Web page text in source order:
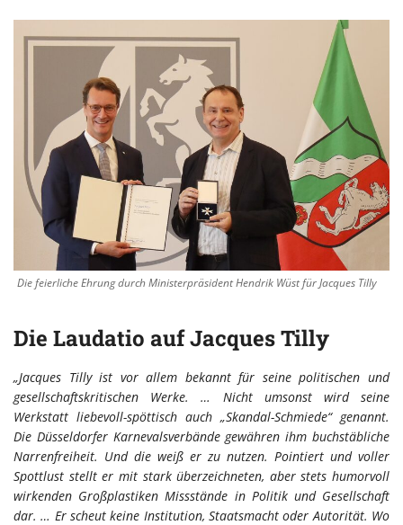
Die feierliche Ehrung durch Ministerpräsident Hendrik Wüst für Jacques Tilly
Die Laudatio auf Jacques Tilly
„Jacques Tilly ist vor allem bekannt für seine politischen und
gesellschaftskritischen Werke. … Nicht umsonst wird seine
Werkstatt liebevoll-spöttisch auch „Skandal-Schmiede“ genannt.
Die Düsseldorfer Karnevalsverbände gewähren ihm buchstäbliche
Narrenfreiheit. Und die weiß er zu nutzen. Pointiert und voller
Spottlust stellt er mit stark überzeichneten, aber stets humorvoll
wirkenden Großplastiken Missstände in Politik und Gesellschaft
dar. … Er scheut keine Institution, Staatsmacht oder Autorität. Wo